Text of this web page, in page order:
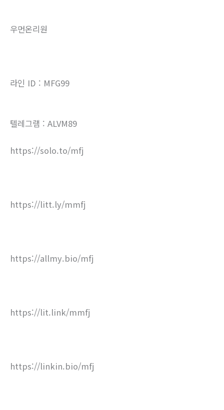
우먼온리원
라인 ID : MFG99
텔레그램 : ALVM89
https://solo.to/mfj
https://litt.ly/mmfj
https://allmy.bio/mfj
https://lit.link/mmfj
https://linkin.bio/mfj